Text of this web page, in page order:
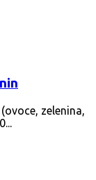
zelenina,